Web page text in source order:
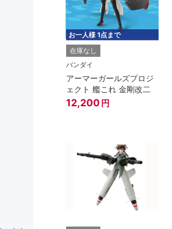
お一人様 1点まで
在庫なし
バンダイ
アーマーガールズプロジ
ェクト 艦これ 金剛改二
12,200 円